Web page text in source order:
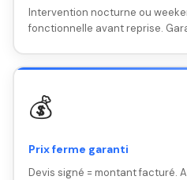
Intervention nocturne ou
fonctionnelle avant reprise.
💰
Prix ferme garanti
Devis signé = montant facturé.